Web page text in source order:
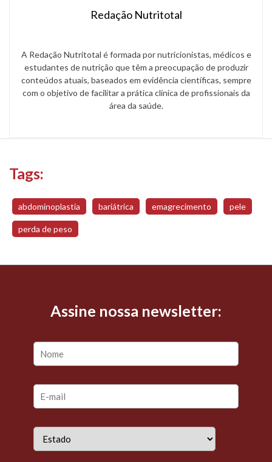
Redação Nutritotal
A Redação Nutritotal é formada por nutricionistas, médicos e
estudantes de nutrição que têm a preocupação de produzir
conteúdos atuais, baseados em evidência científicas, sempre
com o objetivo de facilitar a prática clínica de profissionais da
área da saúde.
Tags:
abdominoplastia bariátrica emagrecimento pele
perda de peso
Assine nossa newsletter: